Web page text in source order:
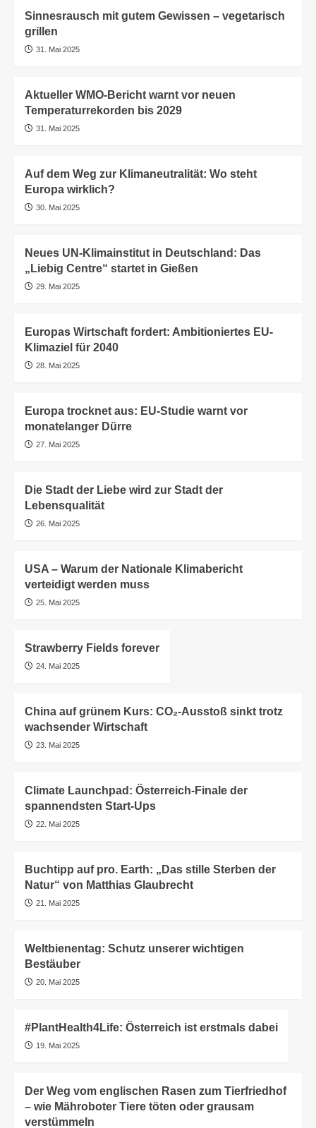
Sinnesrausch mit gutem Gewissen – vegetarisch
grillen
31. Mai 2025
Aktueller WMO-Bericht warnt vor neuen
Temperaturrekorden bis 2029
31. Mai 2025
Auf dem Weg zur Klimaneutralität: Wo steht
Europa wirklich?
30. Mai 2025
Neues UN-Klimainstitut in Deutschland: Das
„Liebig Centre“ startet in Gießen
29. Mai 2025
Europas Wirtschaft fordert: Ambitioniertes EU-
Klimaziel für 2040
28. Mai 2025
Europa trocknet aus: EU-Studie warnt vor
monatelanger Dürre
27. Mai 2025
Die Stadt der Liebe wird zur Stadt der
Lebensqualität
26. Mai 2025
USA – Warum der Nationale Klimabericht
verteidigt werden muss
25. Mai 2025
Strawberry Fields forever
24. Mai 2025
China auf grünem Kurs: CO₂-Ausstoß sinkt trotz
wachsender Wirtschaft
23. Mai 2025
Climate Launchpad: Österreich-Finale der
spannendsten Start-Ups
22. Mai 2025
Buchtipp auf pro. Earth: „Das stille Sterben der
Natur“ von Matthias Glaubrecht
21. Mai 2025
Weltbienentag: Schutz unserer wichtigen
Bestäuber
20. Mai 2025
#PlantHealth4Life: Österreich ist erstmals dabei
19. Mai 2025
Der Weg vom englischen Rasen zum Tierfriedhof
– wie Mähroboter Tiere töten oder grausam
verstümmeln